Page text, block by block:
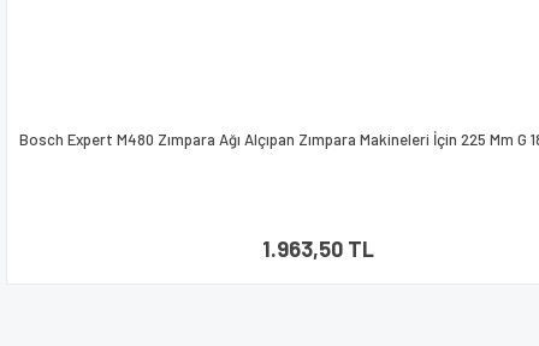
Bosch Expert M480 Zımpara Ağı Alçıpan Zımpara Makineleri İçin 225 Mm G
1.963,50 TL